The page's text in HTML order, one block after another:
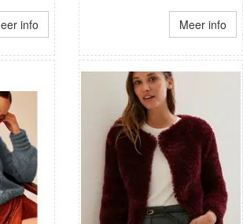
info Meer info